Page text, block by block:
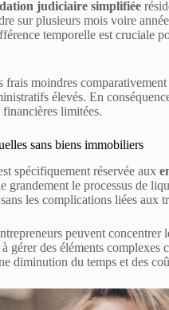
judiciaire simplifiée
sur plusieurs mois voire
temporelle est cruciale
frais moindres
élevés. En
financières limitées.
sans biens immobiliers
spécifiquement réservée aux
grandement le processus de
les complications liées aux
peuvent concentrer
gérer des éléments
diminution du temps et des